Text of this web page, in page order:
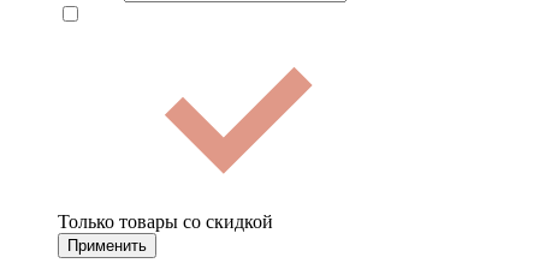
Только товары со скидкой
Применить